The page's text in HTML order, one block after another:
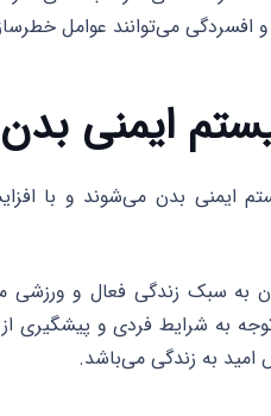
می‌توانند عوامل
بدن می‌شوند و با
به سبک زندگی فعال و
به شرایط فردی و پیشگیری
امید به زندگی می‌باشد.